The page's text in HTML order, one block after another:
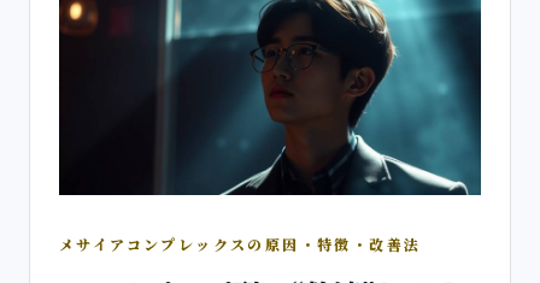
メサイアコンプレックスの原因・特徴・改善法